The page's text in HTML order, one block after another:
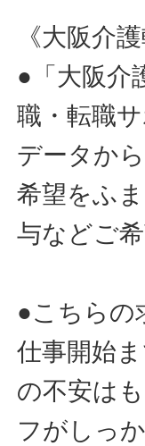
《大阪介
●「大阪介
職・転職
データか
希望をふ
与などご
●こちらの
仕事開始
の不安は
フがしっ